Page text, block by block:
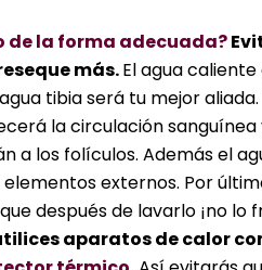
de la forma adecuada?
más.El agua
tibia será tu mejor
la circulación
a los folículos. Además el
externos. Por
después de lavarlo ¡no
aparatos de calor